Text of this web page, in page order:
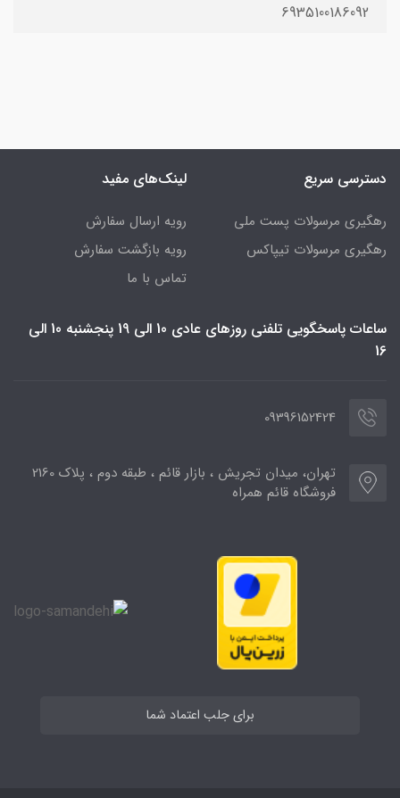
6935100186092
دسترسی سریع
رهگیری مرسولات پست ملی
رهگیری مرسولات تیپاکس
لینک‌های مفید
رویه ارسال سفارش
رویه بازگشت سفارش
تماس با ما
ساعات پاسخگویی تلفنی روزهای عادی 10 الی 19 پنجشنبه 10 الی
16
09396152424
تهران، میدان تجریش ، بازار قائم ، طبقه دوم ، پلاک 2160
فروشگاه قائم همراه
برای جلب اعتماد شما